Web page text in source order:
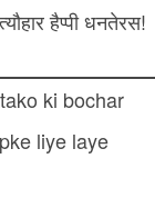
हैप्पी धनतेरस!
ki bochar
liye laye